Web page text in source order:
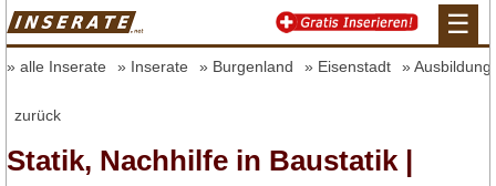
☰
alle Inserate Inserate Burgenland Eisenstadt
zurück
Statik, Nachhilfe in Baustatik |